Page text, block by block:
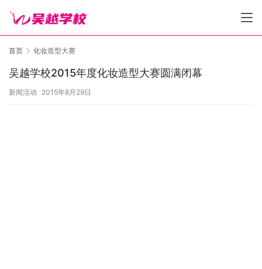
首页 化妆造型大赛
吴越学校2015年度化妆造型大赛圆满闭幕
新闻活动 2015年8月29日